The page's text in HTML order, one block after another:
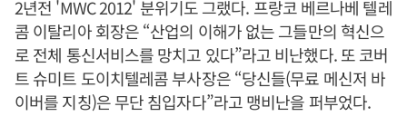
2년전 'MWC 2012' 분위기도 그랬다. 프랑코 베르나베 텔레
콤 이탈리아 회장은 “산업의 이해가 없는 그들만의 혁신으
로 전체 통신서비스를 망치고 있다”라고 비난했다. 또 코버
트 슈미트 도이치텔레콤 부사장은 “당신들(무료 메신저 바
이버를 지칭)은 무단 침입자다”라고 맹비난을 퍼부었다.